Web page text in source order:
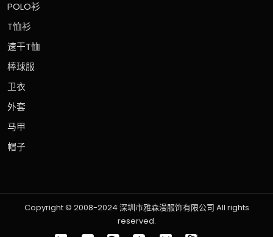
POLO衫
T恤衫
速干T恤
棒球服
卫衣
外套
马甲
帽子
Copyright © 2008-2024 深圳市雅森漫服饰有限公司 All rights
reserved.